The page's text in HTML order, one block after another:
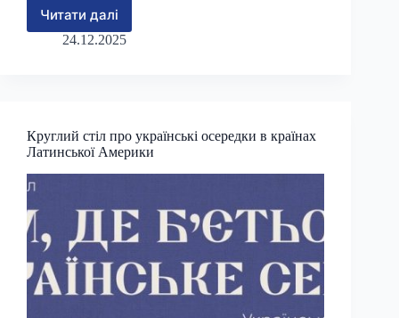
Читати далі
Різдвяно-
новорічні
діаспори
НаУОА
24.12.2025
Круглий стіл про українські осередки в країнах
Латинської Америки